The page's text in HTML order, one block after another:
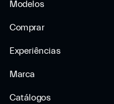
Modelos
Comprar
Experiências
Marca
Catálogos